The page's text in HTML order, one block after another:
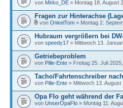
von Mirko_DE » Montag 18. August
Fragen zur Hinterachse
von OnkelTom » Montag 2.
Hubraum vergrößern bei
von speedy17 » Mittwoch 13.
Getriebeproblem
von Pille-Ente » Freitag 25. Juli
Tacho/Fahrtenschreiber
von Pille-Ente » Mittwoch 13. August
Opa Flo geht während der
von UnserOpaFlo » Montag 11.